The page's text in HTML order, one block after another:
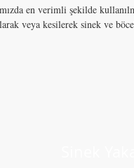
en verimli şekilde
veya kesilerek sinek ve